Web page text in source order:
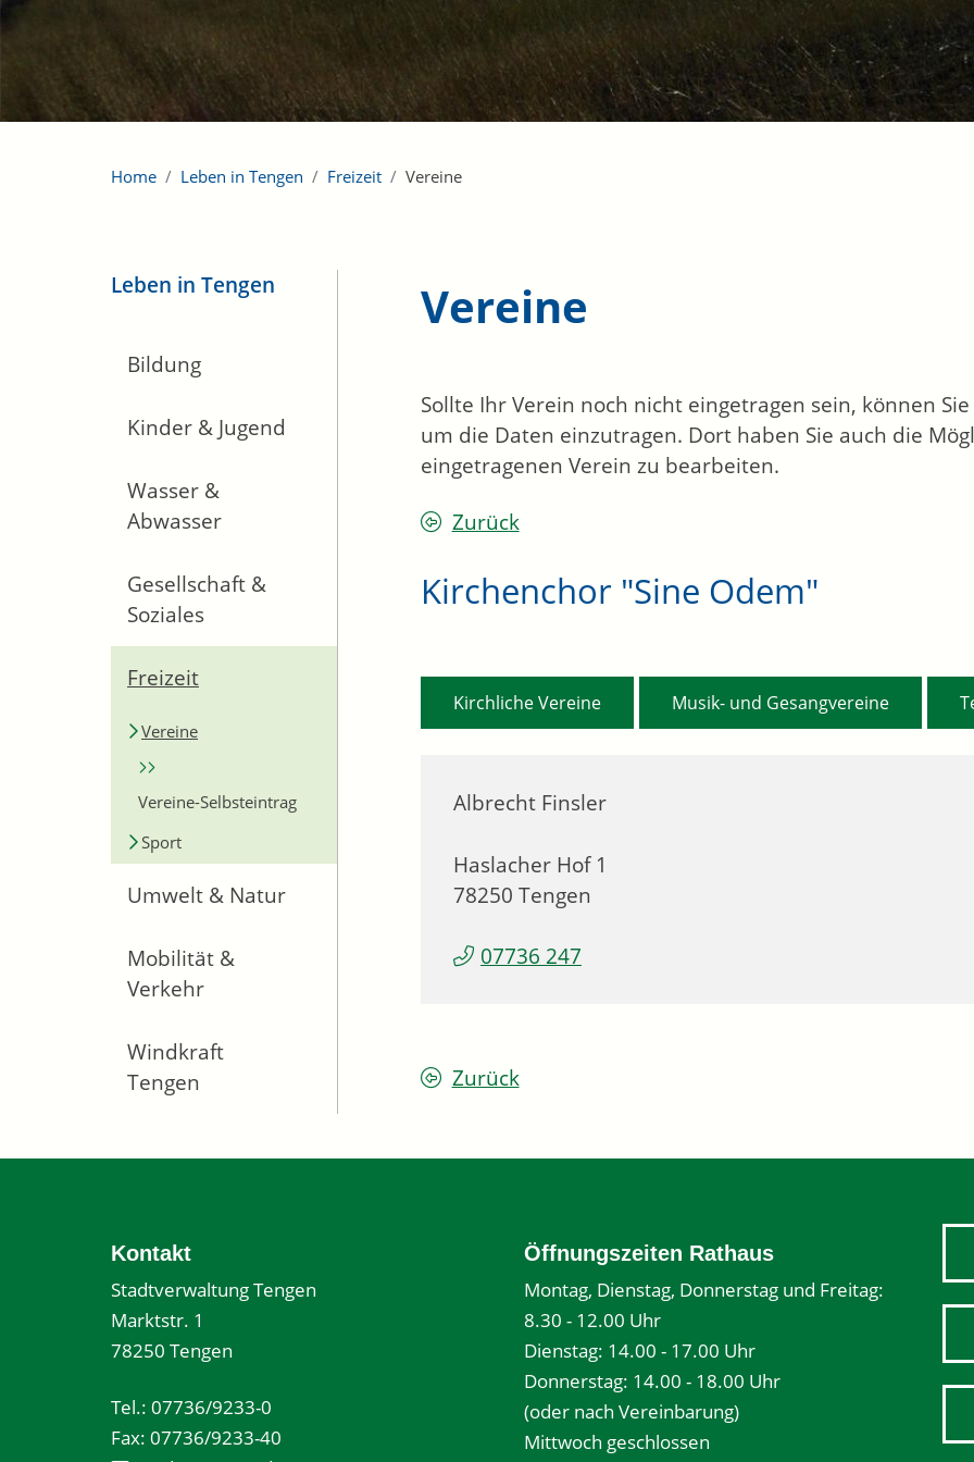
Home Leben in Tengen Freizeit Vereine
Leben in Tengen
Bildung
Kinder & Jugend
Wasser &
Abwasser
Gesellschaft &
Soziales
Freizeit
Vereine
Vereine-Selbsteintrag
Sport
Umwelt & Natur
Mobilität &
Verkehr
Windkraft
Tengen
Vereine
Sollte Ihr Verein noch nicht eingetragen sein, können
um die Daten einzutragen. Dort haben Sie auch die
eingetragenen Verein zu bearbeiten.
Zurück
Kirchenchor "Sine Odem"
Albrecht Finsler
Haslacher Hof 1
78250 Tengen
07736 247
Kirchliche Vereine Musik- und Gesangvereine
Zurück
Kontakt
Stadtverwaltung Tengen
Marktstr. 1
78250 Tengen
Tel.: 07736/9233-0
Fax: 07736/9233-40
Öffnungszeiten Rathaus
Montag, Dienstag, Donnerstag und Freitag:
8.30 - 12.00 Uhr
Dienstag: 14.00 - 17.00 Uhr
Donnerstag: 14.00 - 18.00 Uhr
(oder nach Vereinbarung)
Mittwoch geschlossen